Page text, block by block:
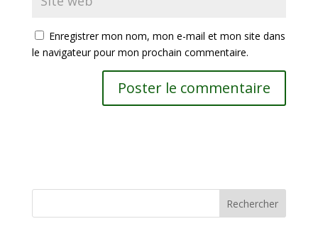
Enregistrer mon nom, mon e-mail et mon site dans
le navigateur pour mon prochain commentaire.